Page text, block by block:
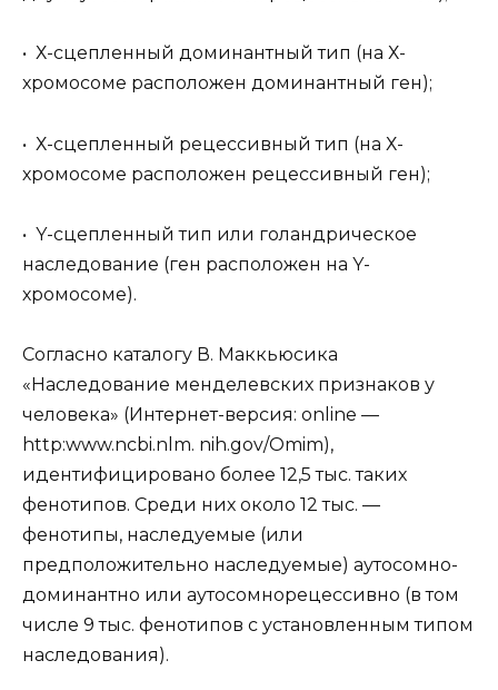
• Х-сцепленный доминантный тип (на Х-
хромосоме расположен доминантный ген);
• Х-сцепленный рецессивный тип (на Х-
хромосоме расположен рецессивный ген);
• Y-сцепленный тип или голандрическое
наследование (ген расположен на Y-
хромосоме).
Согласно каталогу В. Маккьюсика
«Наследование менделевских признаков у
человека» (Интернет-версия: online —
http:www.ncbi.nlm. nih.gov/Omim),
идентифицировано более 12,5 тыс. таких
фенотипов. Среди них около 12 тыс. —
фенотипы, наследуемые (или
предположительно наследуемые) аутосомно-
доминантно или аутосомнорецессивно (в том
числе 9 тыс. фенотипов с установленным типом
наследования).